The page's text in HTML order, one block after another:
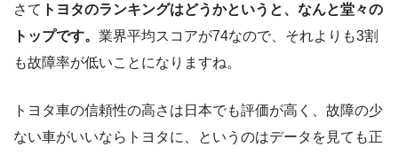
さて トヨタのランキングはどうかというと、なんと堂々の
トップです。 業界平均スコアが74なので、それよりも3割
も故障率が低いことになりますね。
トヨタ車の信頼性の高さは日本でも評価が高く、故障の少
ない車がいいならトヨタに、というのはデータを見ても正